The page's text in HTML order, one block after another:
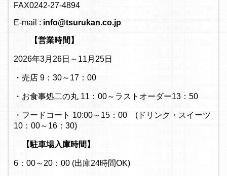
FAX0242-27-4894
E-mail : info@tsurukan.co.jp
【営業時間】
2026年3月26日～11月25日
・売店 9：30～17：00
・お食事処二の丸 11：00～ラストオーダー13：50
・フードコート 10:00～15：00 (ドリンク・スイーツ
10：00～16：30)
【駐車場入庫時間】
6：00～20：00 (出庫24時間OK)